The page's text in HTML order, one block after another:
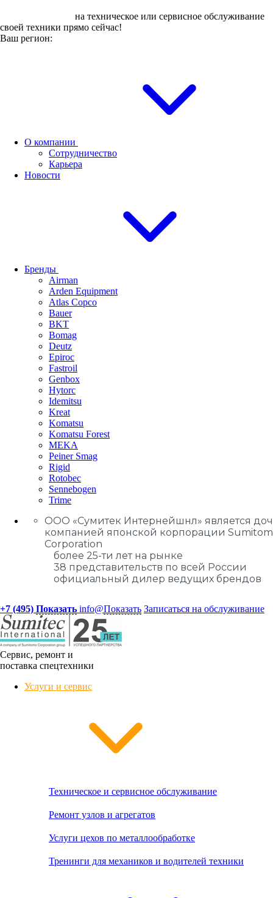
на техническое или сервисное обслуживание
своей техники прямо сейчас!
Ваш регион:
О компании
Сотрудничество
Карьера
Новости
Бренды
Airman
Arden Equipment
Atlas Сopco
Bauer
BKT
Bomag
Deutz
Epiroc
Fastroil
Genbox
Hytorc
Idemitsu
Kreat
Komatsu
Komatsu Forest
MEKA
Peiner Smag
Rigid
Rotobec
Sennebogen
Trime
ООО «Сумитек Интернейшнл» является
компанией японской корпорации
Corporation
более 25-ти лет на рынке
38 представительств по всей России
официальный дилер ведущих брендов
+7 (495) Показать info@Показать Записаться на обслуживание
Сервис, ремонт и
поставка спецтехники
Услуги и сервис
Техническое и сервисное обслуживание
Ремонт узлов и агрегатов
Услуги цехов по металлообработке
Тренинги для механиков и водителей техники